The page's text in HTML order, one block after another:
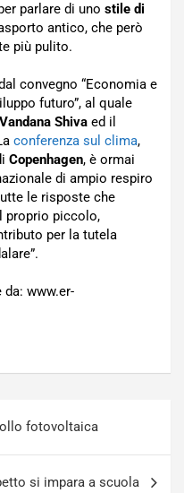
parlare di uno stile di
antico, che però
più pulito.
convegno “Economia e
futuro”, al quale
Vandana Shiva ed il
conferenza sul clima,
Copenhagen, è ormai
di ampio respiro
le risposte che
proprio piccolo,
per la tutela
www.er-
fotovoltaica
si impara a scuola